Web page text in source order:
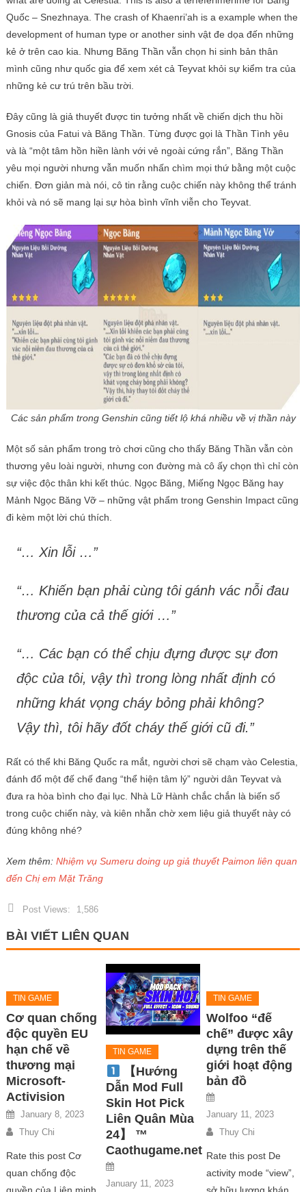
Quốc – Snezhnaya. The crash of Khaenri’ah is a example when the
development of human type or another sinh vật đe dọa đến những
kẻ ở trên cao kia. Nhưng Băng Thần vẫn chọn hi sinh bản thân
mình cũng như quốc gia để xem xét cả Teyvat khỏi sự kiểm tra của
những kẻ cư trú trên bầu trời.
Đây cũng là giả thuyết được tin tưởng nhất về chiến dịch thu hồi
Gnosis của Fatui và Băng Thần. Từng được gọi là Thần Tình yêu
và là “một tâm hồn hiền lành với vẻ ngoài cứng rắn”, Băng Thần
yêu mọi người nhưng vẫn muốn nhấn chìm mọi thứ bằng một cuộc
chiến. Đơn giản mà nói, cô tin rằng cuộc chiến này không thể tránh
khỏi và nó sẽ mang lại sự hòa bình vĩnh viễn cho Teyvat.
Các sản phẩm trong Genshin cũng tiết lộ khá nhiều về vị thần này
Một số sản phẩm trong trò chơi cũng cho thấy Băng Thần vẫn còn
thương yêu loài người, nhưng con đường mà cô ấy chọn thì chỉ còn
sự việc độc thân khi kết thúc. Ngọc Băng, Miếng Ngọc Băng hay
Mảnh Ngọc Băng Vỡ – những vật phẩm trong Genshin Impact cũng
đi kèm một lời chú thích.
“… Xin lỗi …”
“… Khiến bạn phải cùng tôi gánh vác nỗi đau
thương của cả thế giới …”
“… Các bạn có thể chịu đựng được sự đơn
độc của tôi, vậy thì trong lòng nhất định có
những khát vọng cháy bỏng phải không?
Vậy thì, tôi hãy đốt cháy thế giới cũ đi.”
Rất có thể khi Băng Quốc ra mắt, người chơi sẽ chạm vào Celestia,
đánh đổ một đế chế đang “thể hiện tâm lý” người dân Teyvat và
đưa ra hòa bình cho đại lục. Nhà Lữ Hành chắc chắn là biến số
trong cuộc chiến này, và kiên nhẫn chờ xem liệu giả thuyết này có
đúng không nhé?
Xem thêm: Nhiệm vụ Sumeru doing up giả thuyết Paimon liên quan
đến Chị em Mặt Trăng
Post Views: 1,586
BÀI VIẾT LIÊN QUAN
TIN GAME
Cơ quan chống
độc quyền EU
hạn chế về
thương mại
Microsoft-
Activision
January 8, 2023
Thuy Chi
Rate this post Cơ
quan chống độc
quyền của Liên minh
TIN GAME
【Hướng
Dẫn Mod Full
Skin Hot Pick
Liên Quân Mùa
24】 ™
Caothugame.net
January 11, 2023
TIN GAME
Wolfoo “đế
chế” được xây
dựng trên thế
giới hoạt động
bản đồ
January 11, 2023
Thuy Chi
Rate this post De
activity mode “view”,
sở hữu lượng khán